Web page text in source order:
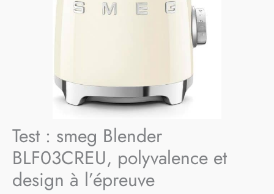
Test : smeg Blender
BLF03CREU, polyvalence et
design à l’épreuve